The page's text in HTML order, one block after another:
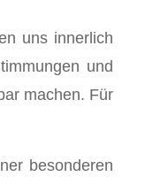
uns innerlich
und
machen. Für
besonderen